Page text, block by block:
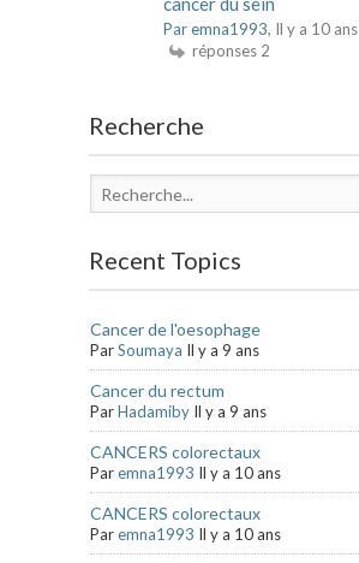
Par emna1993, Il y a 10 ans
réponses 2
Recherche
Recent Topics
Cancer de l'oesophage
ParSoumaya Il y a 9 ans
Cancer du rectum
ParHadamiby Il y a 9 ans
CANCERS colorectaux
Paremna1993 Il y a 10 ans
CANCERS colorectaux
Paremna1993 Il y a 10 ans